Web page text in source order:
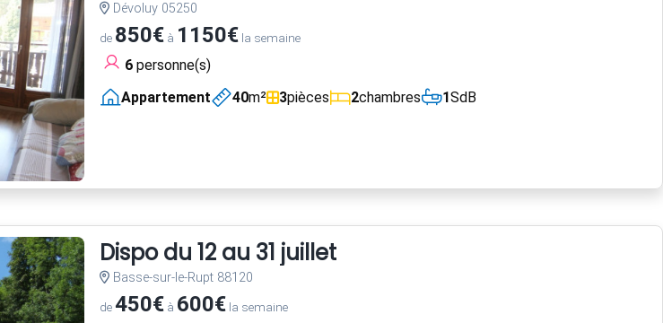
Dévoluy 05250
de 850€à 1150€la semaine
6personne(s)
Appartement
40m² 3pièces 2chambres 1SdB
Dispo du 12 au 31 juillet
Basse-sur-le-Rupt 88120
de450€à 600€la semaine